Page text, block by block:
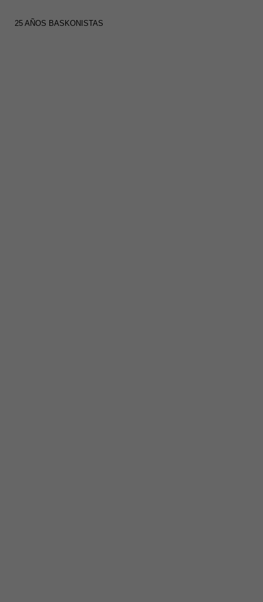
25 AÑOS BASKONISTAS